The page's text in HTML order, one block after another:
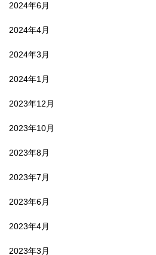
2024年6月
2024年4月
2024年3月
2024年1月
2023年12月
2023年10月
2023年8月
2023年7月
2023年6月
2023年4月
2023年3月